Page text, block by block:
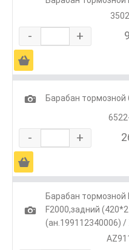
- +
Ä
1
Барабан
- +
Ä
1
Барабан тормозной
F2000,задний
(ан.199112340006) /